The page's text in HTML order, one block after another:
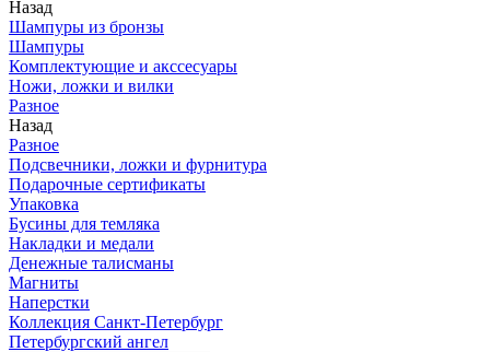
Назад
Шампуры из бронзы
Шампуры
Комплектующие и акссесуары
Ножи, ложки и вилки
Разное
Назад
Разное
Подсвечники, ложки и фурнитура
Подарочные сертификаты
Упаковка
Бусины для темляка
Накладки и медали
Денежные талисманы
Магниты
Наперстки
Коллекция Санкт-Петербург
Петербургский ангел